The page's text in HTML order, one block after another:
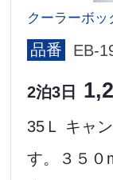
クーラーボ
品番 EB-
2泊3日
35Ｌ キャ
す。３５０